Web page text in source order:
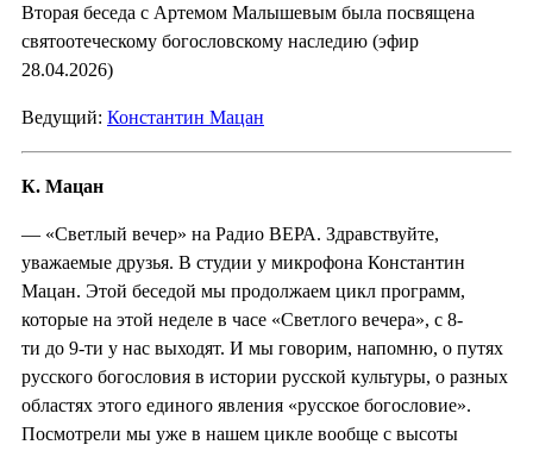
Вторая беседа с Артемом Малышевым была посвящена
святоотеческому богословскому наследию (эфир
28.04.2026)
Ведущий: Константин Мацан
К. Мацан
— «Светлый вечер» на Радио ВЕРА. Здравствуйте,
уважаемые друзья. В студии у микрофона Константин
Мацан. Этой беседой мы продолжаем цикл программ,
которые на этой неделе в часе «Светлого вечера», с 8-
ти до 9-ти у нас выходят. И мы говорим, напомню, о путях
русского богословия в истории русской культуры, о разных
областях этого единого явления «русское богословие».
Посмотрели мы уже в нашем цикле вообще с высоты